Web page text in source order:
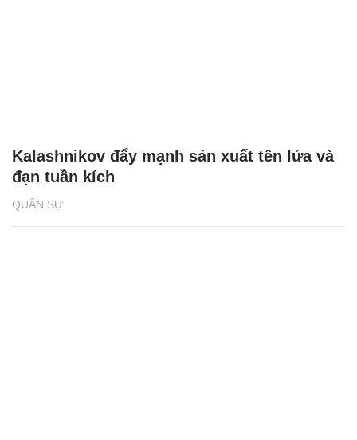
QUÂN SỰ
Kalashnikov đẩy mạnh sản xuất tên lửa và
đạn tuần kích